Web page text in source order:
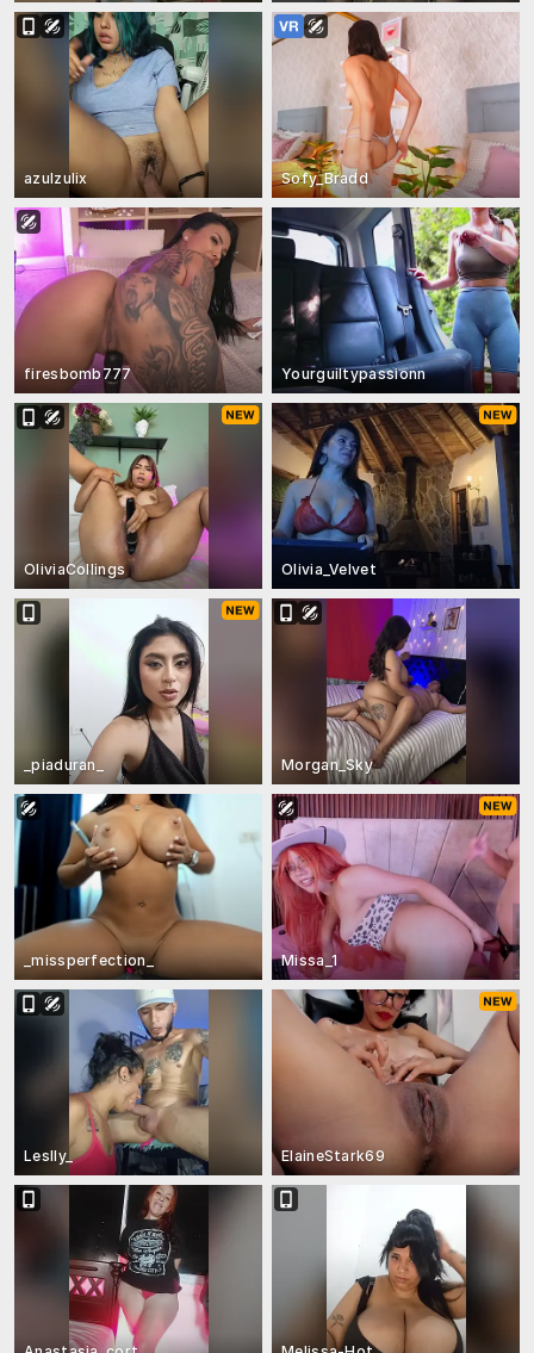
azulzulix Sofy_Bradd
firesbomb777 Yourguiltypassionn
OliviaCollings Olivia_Velvet
_piaduran_ Morgan_Sky
_missperfection_ Missa_1
Leslly_ ElaineStark69